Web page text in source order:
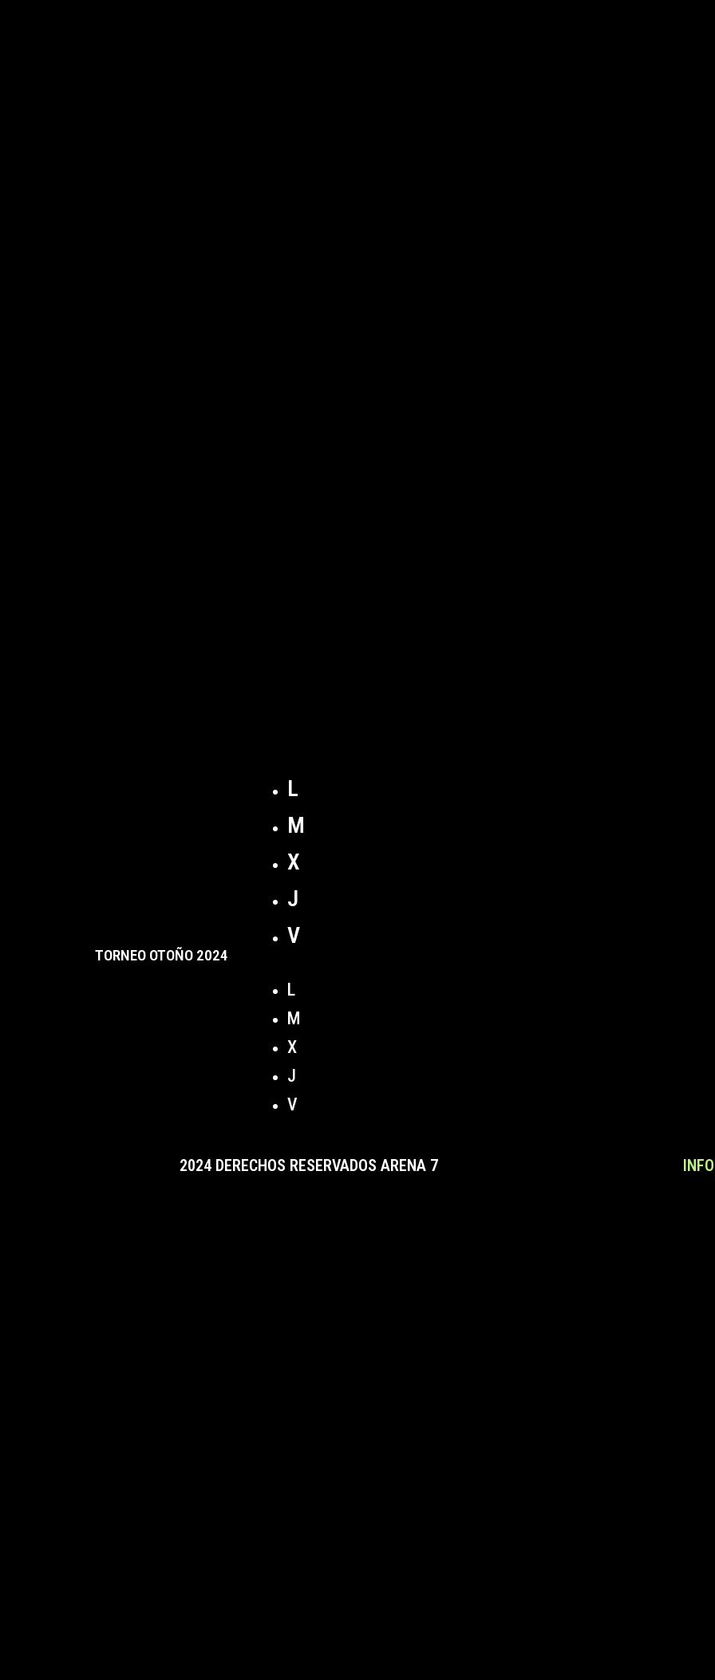
TORNEO OTOÑO 2024
L
M
X
J
V
L
M
X
J
V
2024 DERECHOS RESERVADOS ARENA 7